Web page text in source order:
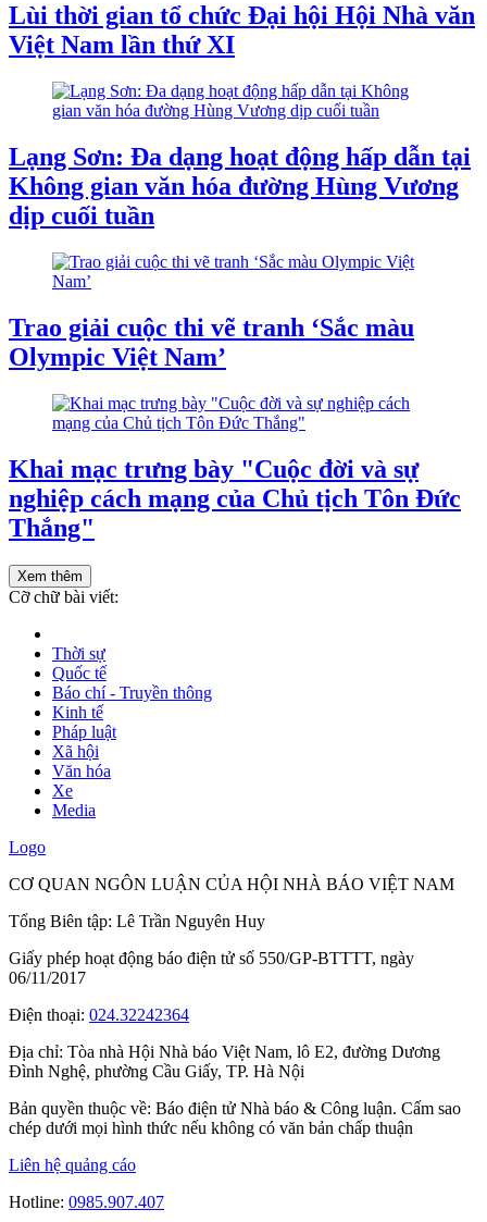
Lùi thời gian tổ chức Đại hội Hội Nhà văn
Việt Nam lần thứ XI
Lạng Sơn: Đa dạng hoạt động hấp dẫn tại
Không gian văn hóa đường Hùng Vương
dịp cuối tuần
Trao giải cuộc thi vẽ tranh ‘Sắc màu
Olympic Việt Nam’
Khai mạc trưng bày "Cuộc đời và sự
nghiệp cách mạng của Chủ tịch Tôn Đức
Thắng"
Xem thêm
Cỡ chữ bài viết:
Thời sự
Quốc tế
Báo chí - Truyền thông
Kinh tế
Pháp luật
Xã hội
Văn hóa
Xe
Media
Logo
CƠ QUAN NGÔN LUẬN CỦA HỘI NHÀ BÁO VIỆT NAM
Tổng Biên tập: Lê Trần Nguyên Huy
Giấy phép hoạt động báo điện tử số 550/GP-BTTTT, ngày
06/11/2017
Điện thoại: 024.32242364
Địa chỉ: Tòa nhà Hội Nhà báo Việt Nam, lô E2, đường Dương
Đình Nghệ, phường Cầu Giấy, TP. Hà Nội
Bản quyền thuộc về: Báo điện tử Nhà báo & Công luận. Cấm sao
chép dưới mọi hình thức nếu không có văn bản chấp thuận
Liên hệ quảng cáo
Hotline: 0985.907.407